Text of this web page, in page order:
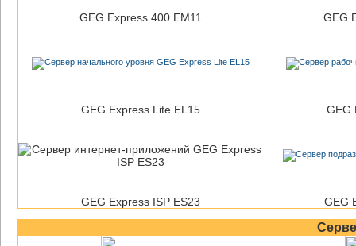
GEG Express 400 EM11 GEG
GEG Express Lite EL15 GEG
GEG Express ISP ES23 GEG